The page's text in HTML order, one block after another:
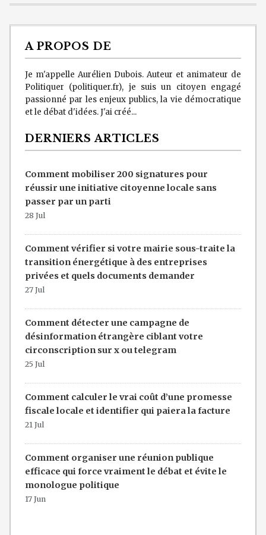
A PROPOS DE
Je m'appelle Aurélien Dubois. Auteur et animateur de
Politiquer (politiquer.fr), je suis un citoyen engagé
passionné par les enjeux publics, la vie démocratique
et le débat d'idées. J'ai créé...
DERNIERS ARTICLES
Comment mobiliser 200 signatures pour
réussir une initiative citoyenne locale sans
passer par un parti
28 Jul
Comment vérifier si votre mairie sous-traite la
transition énergétique à des entreprises
privées et quels documents demander
27 Jul
Comment détecter une campagne de
désinformation étrangère ciblant votre
circonscription sur x ou telegram
25 Jul
Comment calculer le vrai coût d’une promesse
fiscale locale et identifier qui paiera la facture
21 Jul
Comment organiser une réunion publique
efficace qui force vraiment le débat et évite le
monologue politique
17 Jun